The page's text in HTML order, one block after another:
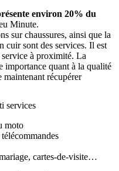
environ 20% du
Minute.
sur chaussures, ainsi que la
cuir sont des services. Il est
à proximité. La
importance quant à la qualité
maintenant récupérer
services
moto
cartes-de-visite…